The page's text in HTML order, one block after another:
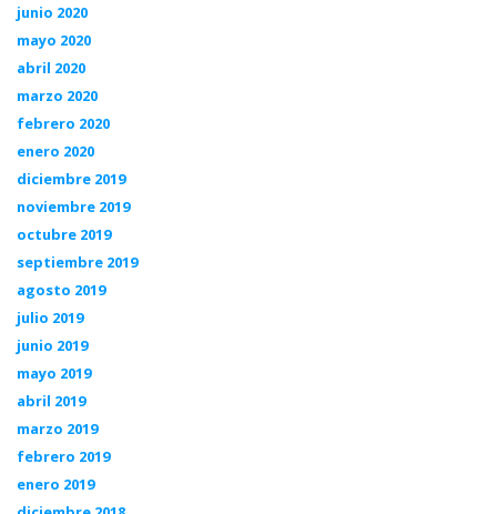
junio 2020
mayo 2020
abril 2020
marzo 2020
febrero 2020
enero 2020
diciembre 2019
noviembre 2019
octubre 2019
septiembre 2019
agosto 2019
julio 2019
junio 2019
mayo 2019
abril 2019
marzo 2019
febrero 2019
enero 2019